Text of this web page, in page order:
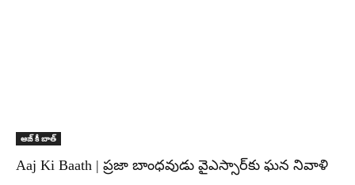
ఆజ్ కీ బాత్
Aaj Ki Baath | ప్రజా బాంధవుడు వైఎస్సార్‌కు ఘన నివాళి